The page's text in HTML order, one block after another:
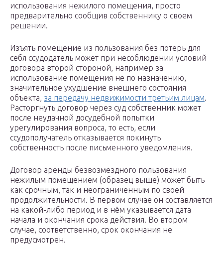
использования нежилого помещения, просто
предварительно сообщив собственнику о своем
решении.
Изъять помещение из пользования без потерь для
себя ссудодатель может при несоблюдении условий
договора второй стороной, например за
использование помещения не по назначению,
значительное ухудшение внешнего состояния
объекта, за передачу недвижимости третьим лицам.
Расторгнуть договор через суд собственник может
после неудачной досудебной попытки
урегулирования вопроса, то есть, если
ссудополучатель отказывается покинуть
собственность после письменного уведомления.
Договор аренды безвозмездного пользования
нежилым помещением (образец выше) может быть
как срочным, так и неограниченным по своей
продолжительности. В первом случае он составляется
на какой-либо период и в нём указывается дата
начала и окончания срока действия. Во втором
случае, соответственно, срок окончания не
предусмотрен.